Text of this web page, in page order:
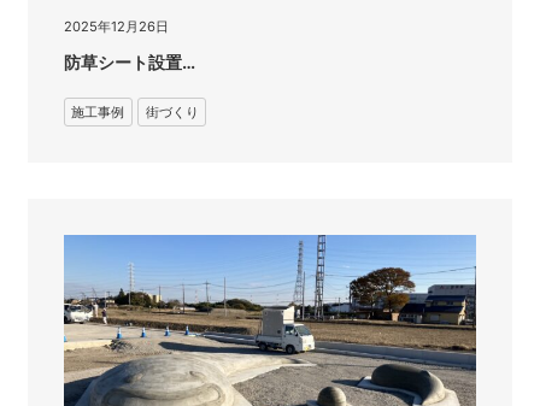
2025年12月26日
防草シート設置…
施工事例 街づくり